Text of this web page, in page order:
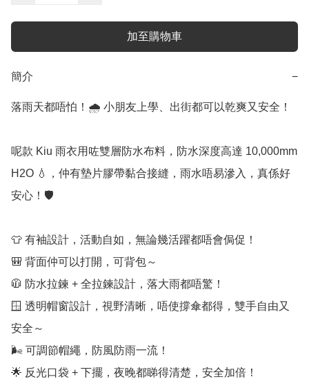
加至購物車
簡介 −
落雨天都唔怕！🌧️ 小朋友上學、出街都可以乾爽又安全！
呢款 Kiu 雨衣用咗雙層防水布料，防水深度高達 10,000mm
H2O 💧，仲有墊片膠帶黏合接縫，雨水唔易滲入，真係好
安心！🛡️
👕 有袖設計，活動自如，無論幾活躍都唔會侷促！
🎒 背面仲可以打開，可背包～
🧥 防水拉鍊 + 全拉鍊設計，落大雨都唔驚！
🪟 透明帽窗設計，視野清晰，唔使撐傘都得，雙手自由又
安全～
🌬️ 可調節帽繩，防風防雨一流！
🌟 反光口袋 + 下擺，夜晚都睇得清楚，安全加倍！